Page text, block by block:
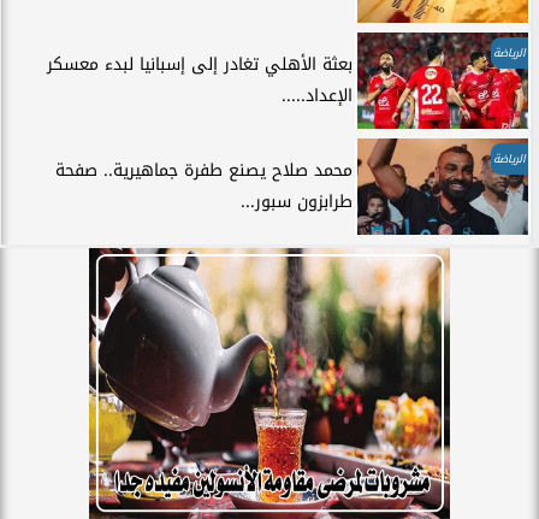
الرياضة
بعثة الأهلي تغادر إلى إسبانيا لبدء معسكر
الإعداد.....
الرياضة
محمد صلاح يصنع طفرة جماهيرية.. صفحة
طرابزون سبور...